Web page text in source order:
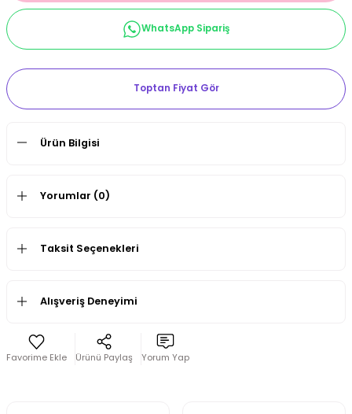
WhatsApp Sipariş
Toptan Fiyat Gör
Ürün Bilgisi
Yorumlar (0)
Taksit Seçenekleri
Alışveriş Deneyimi
Ürünü Paylaş Yorum Yap